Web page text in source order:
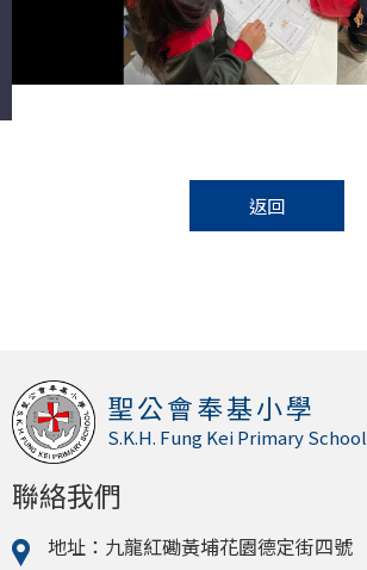
返回
聖公會奉基小學
S.K.H. Fung Kei Primary School
聯絡我們
地址：九龍紅磡黃埔花園德定街四號